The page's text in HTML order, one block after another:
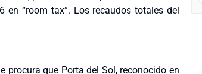
en “room tax”. Los recaudos totales del
procura que Porta del Sol, reconocido en